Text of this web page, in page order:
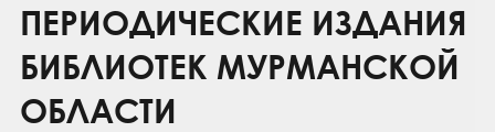
ПЕРИОДИЧЕСКИЕ ИЗДАНИЯ
БИБЛИОТЕК МУРМАНСКОЙ
ОБЛАСТИ